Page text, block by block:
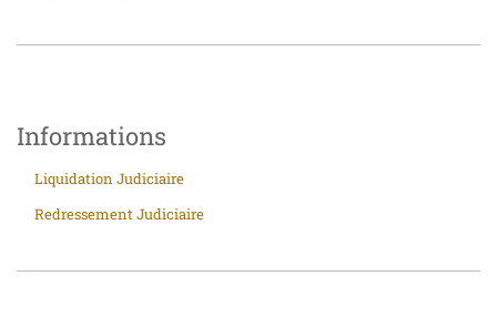
Informations
Liquidation Judiciaire
Redressement Judiciaire